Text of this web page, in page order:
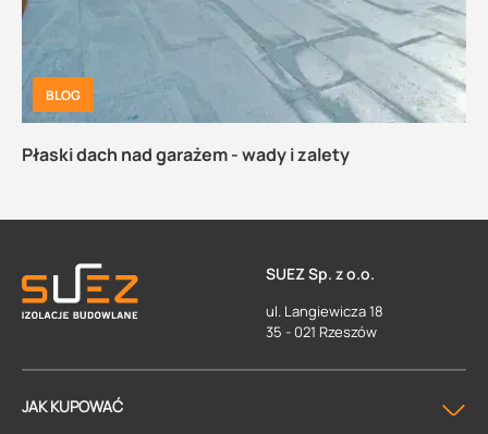
BLOG
Płaski dach nad garażem - wady i zalety
SUEZ Sp. z o.o.
ul. Langiewicza 18
35 - 021 Rzeszów
JAK KUPOWAĆ